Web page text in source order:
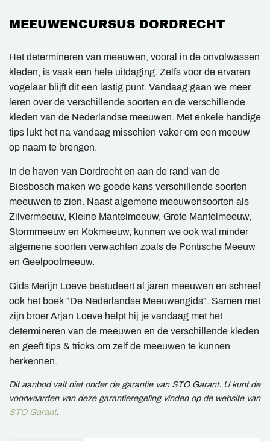
MEEUWENCURSUS DORDRECHT
Het determineren van meeuwen, vooral in de onvolwassen
kleden, is vaak een hele uitdaging. Zelfs voor de ervaren
vogelaar blijft dit een lastig punt. Vandaag gaan we meer
leren over de verschillende soorten en de verschillende
kleden van de Nederlandse meeuwen. Met enkele handige
tips lukt het na vandaag misschien vaker om een meeuw
op naam te brengen.
In de haven van Dordrecht en aan de rand van de
Biesbosch maken we goede kans verschillende soorten
meeuwen te zien. Naast algemene meeuwensoorten als
Zilvermeeuw, Kleine Mantelmeeuw, Grote Mantelmeeuw,
Stormmeeuw en Kokmeeuw, kunnen we ook wat minder
algemene soorten verwachten zoals de Pontische Meeuw
en Geelpootmeeuw.
Gids Merijn Loeve bestudeert al jaren meeuwen en schreef
ook het boek "De Nederlandse Meeuwengids". Samen met
zijn broer Arjan Loeve helpt hij je vandaag met het
determineren van de meeuwen en de verschillende kleden
en geeft tips & tricks om zelf de meeuwen te kunnen
herkennen.
Dit aanbod valt niet onder de garantie van STO Garant. U kunt de
voorwaarden van deze garantieregeling vinden op de website van
STO Garant.